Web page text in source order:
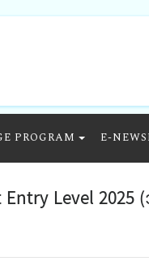
PROGRAM E-
Entry